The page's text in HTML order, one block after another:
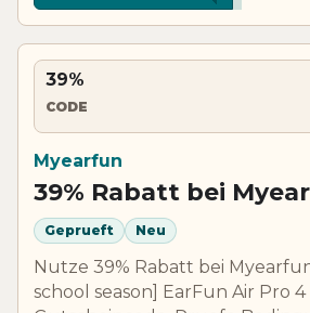
39%
CODE
Myearfun
39% Rabatt bei
Geprueft Neu
Nutze 39% Rabatt bei
school season] EarFun Air Pro